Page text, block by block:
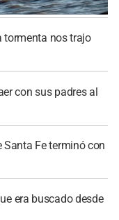
tormenta nos trajo
con sus padres al
Santa Fe terminó con
era buscado desde